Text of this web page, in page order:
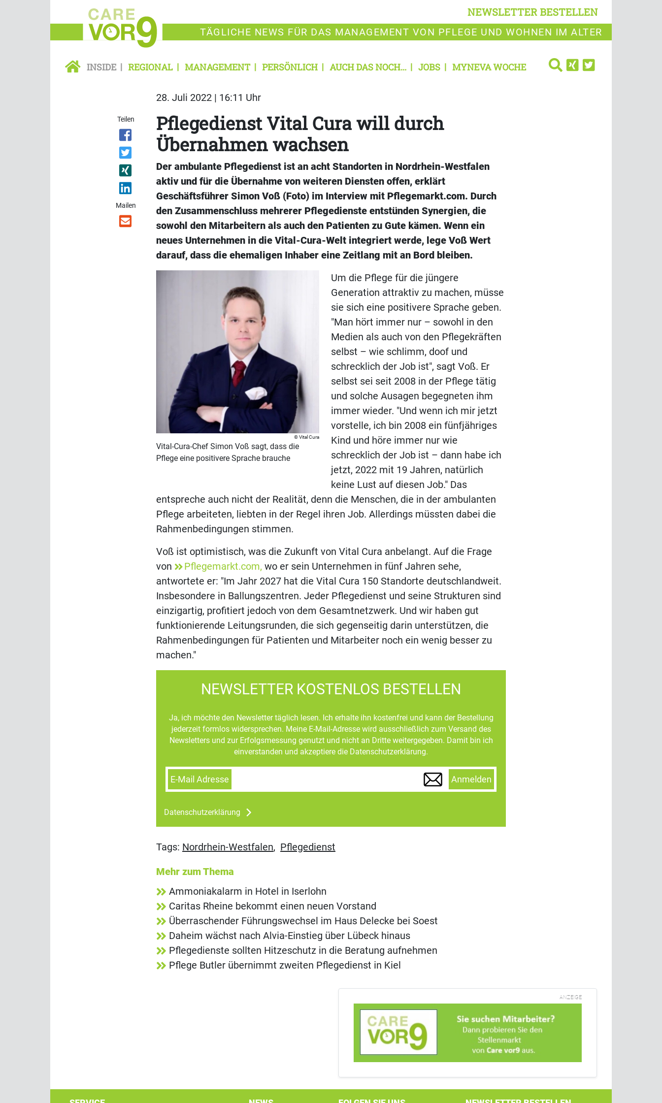
NEWSLETTER BESTELLEN
TÄGLICHE NEWS FÜR DAS MANAGEMENT VON PFLEGE UND WOHNEN IM ALTER
INSIDE REGIONAL MANAGEMENT PERSÖNLICH AUCH DAS NOCH... JOBS MYNEVA WOCHE
28. Juli 2022 | 16:11 Uhr
Teilen
Mailen
Pflegedienst Vital Cura will durch
Übernahmen wachsen
Der ambulante Pflegedienst ist an acht Standorten in Nordrhein-Westfalen
aktiv und für die Übernahme von weiteren Diensten offen, erklärt
Geschäftsführer Simon Voß (Foto) im Interview mit Pflegemarkt.com. Durch
den Zusammenschluss mehrerer Pflegedienste entstünden Synergien, die
sowohl den Mitarbeitern als auch den Patienten zu Gute kämen. Wenn ein
neues Unternehmen in die Vital-Cura-Welt integriert werde, lege Voß Wert
darauf, dass die ehemaligen Inhaber eine Zeitlang mit an Bord bleiben.
Vital Cura
Vital-Cura-Chef Simon Voß sagt, dass die
Pflege eine positivere Sprache brauche
Um die Pflege für die jüngere
Generation attraktiv zu machen, müsse
sie sich eine positivere Sprache geben.
"Man hört immer nur – sowohl in den
Medien als auch von den Pflegekräften
selbst – wie schlimm, doof und
schrecklich der Job ist", sagt Voß. Er
selbst sei seit 2008 in der Pflege tätig
und solche Ausagen begegneten ihm
immer wieder. "Und wenn ich mir jetzt
vorstelle, ich bin 2008 ein fünfjähriges
Kind und höre immer nur wie
schrecklich der Job ist – dann habe ich
jetzt, 2022 mit 19 Jahren, natürlich
keine Lust auf diesen Job." Das
entspreche auch nicht der Realität, denn die Menschen, die in der ambulanten
Pflege arbeiteten, liebten in der Regel ihren Job. Allerdings müssten dabei die
Rahmenbedingungen stimmen.
Voß ist optimistisch, was die Zukunft von Vital Cura anbelangt. Auf die Frage
von
Pflegemarkt.com, wo er sein Unternehmen in fünf Jahren sehe,
antwortete er: "Im Jahr 2027 hat die Vital Cura 150 Standorte deutschlandweit.
Insbesondere in Ballungszentren. Jeder Pflegedienst und seine Strukturen sind
einzigartig, profitiert jedoch von dem Gesamtnetzwerk. Und wir haben gut
funktionierende Leitungsrunden, die sich gegenseitig darin unterstützen, die
Rahmenbedingungen für Patienten und Mitarbeiter noch ein wenig besser zu
machen."
NEWSLETTER KOSTENLOS BESTELLEN
Ja, ich möchte den Newsletter täglich lesen. Ich erhalte ihn kostenfrei und kann der Bestellung
jederzeit formlos widersprechen. Meine E-Mail-Adresse wird ausschließlich zum Versand des
Newsletters und zur Erfolgsmessung genutzt und nicht an Dritte weitergegeben. Damit bin ich
einverstanden und akzeptiere die Datenschutzerklärung.
E-Mail Adresse Anmelden
Datenschutzerklärung
Tags: Nordrhein-Westfalen, Pflegedienst
Mehr zum Thema
Ammoniakalarm in Hotel in Iserlohn
Caritas Rheine bekommt einen neuen Vorstand
Überraschender Führungswechsel im Haus Delecke bei Soest
Daheim wächst nach Alvia-Einstieg über Lübeck hinaus
Pflegedienste sollten Hitzeschutz in die Beratung aufnehmen
Pflege Butler übernimmt zweiten Pflegedienst in Kiel
ANZEIGE